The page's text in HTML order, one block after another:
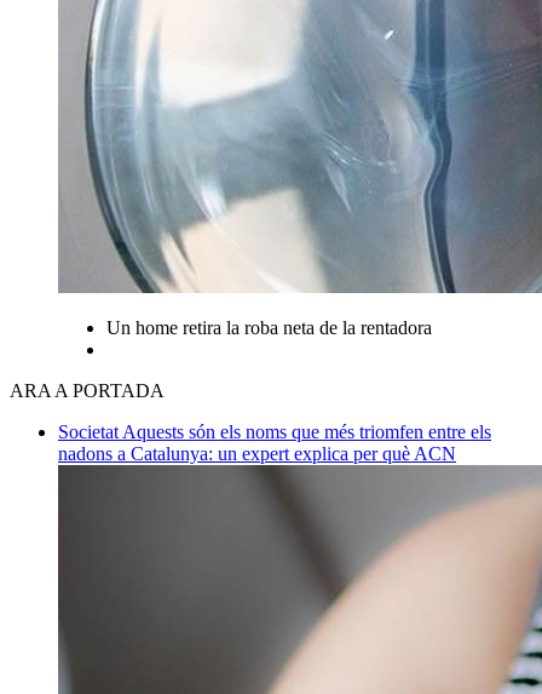
Un home retira la roba neta de la rentadora
ARA A PORTADA
Societat Aquests són els noms que més triomfen entre els
nadons a Catalunya: un expert explica per què ACN